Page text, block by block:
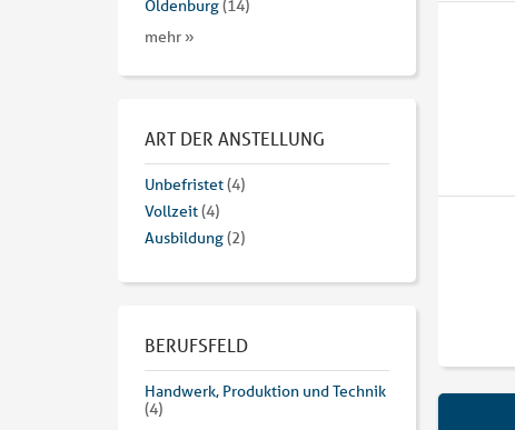
Oldenburg(14)
mehr »
ART DER ANSTELLUNG
Unbefristet(4)
Vollzeit(4)
Ausbildung(2)
BERUFSFELD
Handwerk, Produktion und Technik
(4)